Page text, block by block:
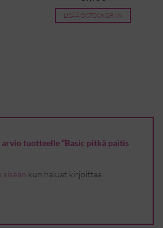
LISÄÄ OSTOSKORIIN
tuotteelle “Basic pitkä paitis
kun haluat kirjoittaa